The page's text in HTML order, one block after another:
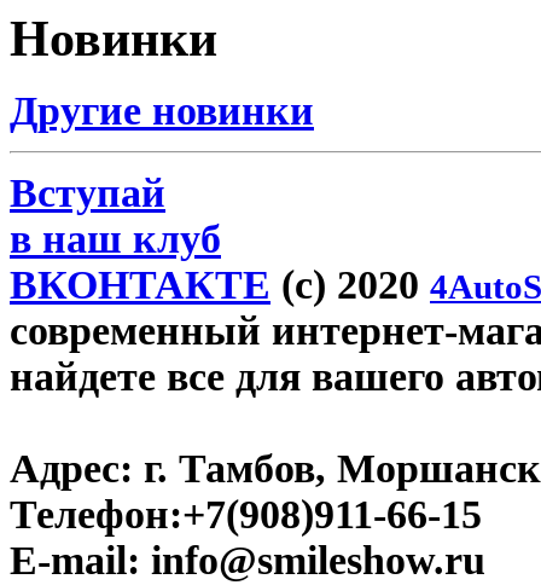
Новинки
Другие новинки
Вступай
в наш клуб
ВКОНТАКТЕ (c) 2020
современный интернет-
найдете все для вашего
Адрес: г. Тамбов,
Телефон:+7(908)911-66-15
E-mail: info@smileshow.ru